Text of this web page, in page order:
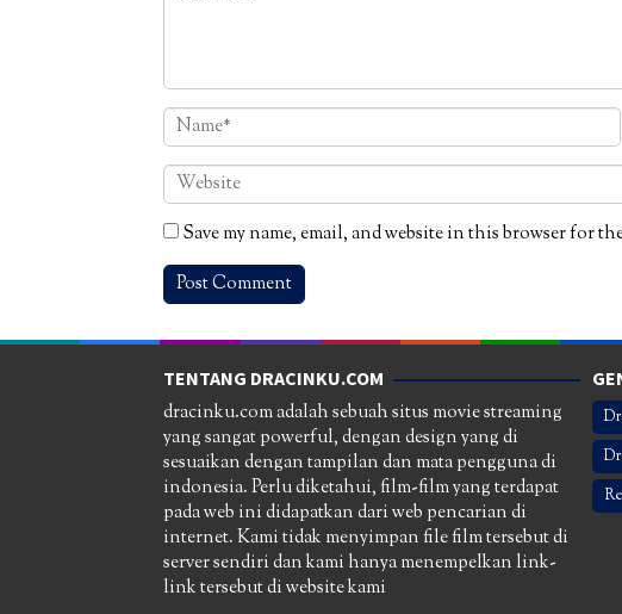
Save my name, email, and website in this browser for
TENTANG DRACINKU.COM
dracinku.com adalah sebuah situs movie streaming
yang sangat powerful, dengan design yang di
sesuaikan dengan tampilan dan mata pengguna di
indonesia. Perlu diketahui, film-film yang terdapat
pada web ini didapatkan dari web pencarian di
internet. Kami tidak menyimpan file film tersebut di
server sendiri dan kami hanya menempelkan link-
link tersebut di website kami